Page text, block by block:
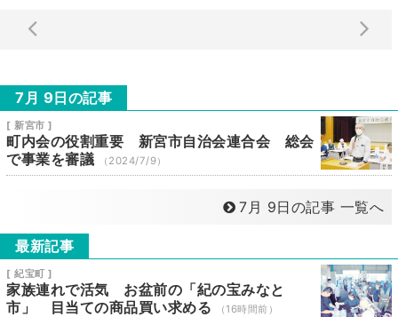
7月 9日の記事
[ 新宮市 ]
町内会の役割重要 新宮市自治会連合会 総会
で事業を審議
（2024/7/9）
7月 9日の記事 一覧へ
最新記事
[ 紀宝町 ]
家族連れで活気 お盆前の「紀の宝みなと
市」 目当ての商品買い求める
（16時間前）